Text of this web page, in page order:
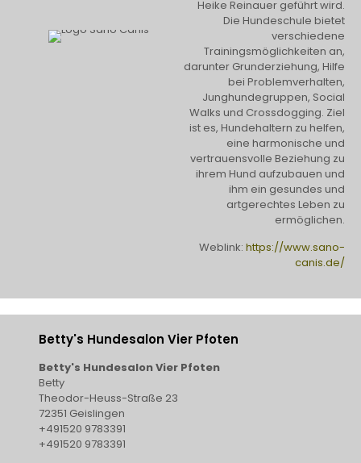
Heike Reinauer geführt wird.
Die Hundeschule bietet
verschiedene
Trainingsmöglichkeiten an,
darunter Grunderziehung, Hilfe
bei Problemverhalten,
Junghundegruppen, Social
Walks und Crossdogging. Ziel
ist es, Hundehaltern zu helfen,
eine harmonische und
vertrauensvolle Beziehung zu
ihrem Hund aufzubauen und
ihm ein gesundes und
artgerechtes Leben zu
ermöglichen.
Weblink: https://www.sano-
canis.de/
Betty's Hundesalon Vier Pfoten
Betty's Hundesalon Vier Pfoten
Betty
Theodor-Heuss-Straße 23
72351 Geislingen
+491520 9783391
+491520 9783391